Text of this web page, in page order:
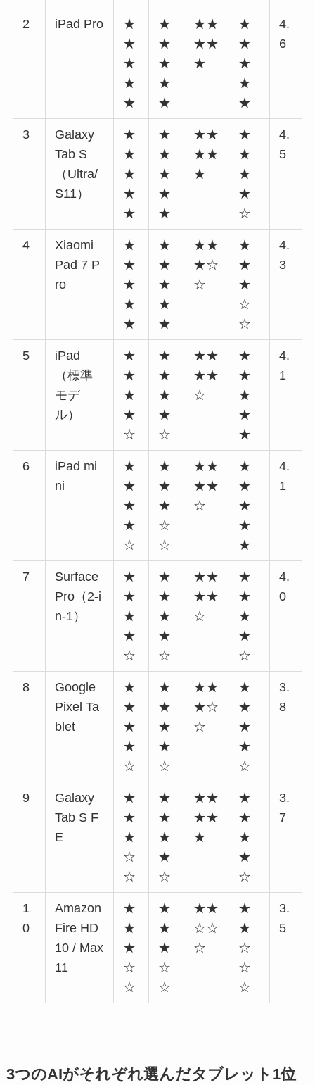
2 iPad Pro
★
★
★
★
★
★
★
★
★
★
★★
★★
★
★
★
★
★
★
4.
6
3
Galaxy
Tab S
（Ultra/
S11）
★
★
★
★
★
★
★
★
★
★
★★
★★
★
★
★
★
★
☆
4.
5
4
Xiaomi
Pad 7 P
ro
★
★
★
★
★
★
★
★
★
★
★★
★☆
☆
★
★
★
☆
☆
4.
3
5
iPad
（標準
モデ
ル）
★
★
★
★
☆
★
★
★
★
☆
★★
★★
☆
★
★
★
★
★
4.
1
6
iPad mi
ni
★
★
★
★
☆
★
★
★
☆
☆
★★
★★
☆
★
★
★
★
★
4.
1
7
Surface
Pro（2-i
n-1）
★
★
★
★
☆
★
★
★
★
☆
★★
★★
☆
★
★
★
★
☆
4.
0
8
Google
Pixel Ta
blet
★
★
★
★
☆
★
★
★
★
☆
★★
★☆
☆
★
★
★
★
☆
3.
8
9
Galaxy
Tab S F
E
★
★
★
☆
☆
★
★
★
★
☆
★★
★★
★
★
★
★
★
☆
3.
7
1
0
Amazon
Fire HD
10 / Max
11
★
★
★
☆
☆
★
★
★
☆
☆
★★
☆☆
☆
★
★
☆
☆
☆
3.
5
3つのAIがそれぞれ選んだタブレット1位